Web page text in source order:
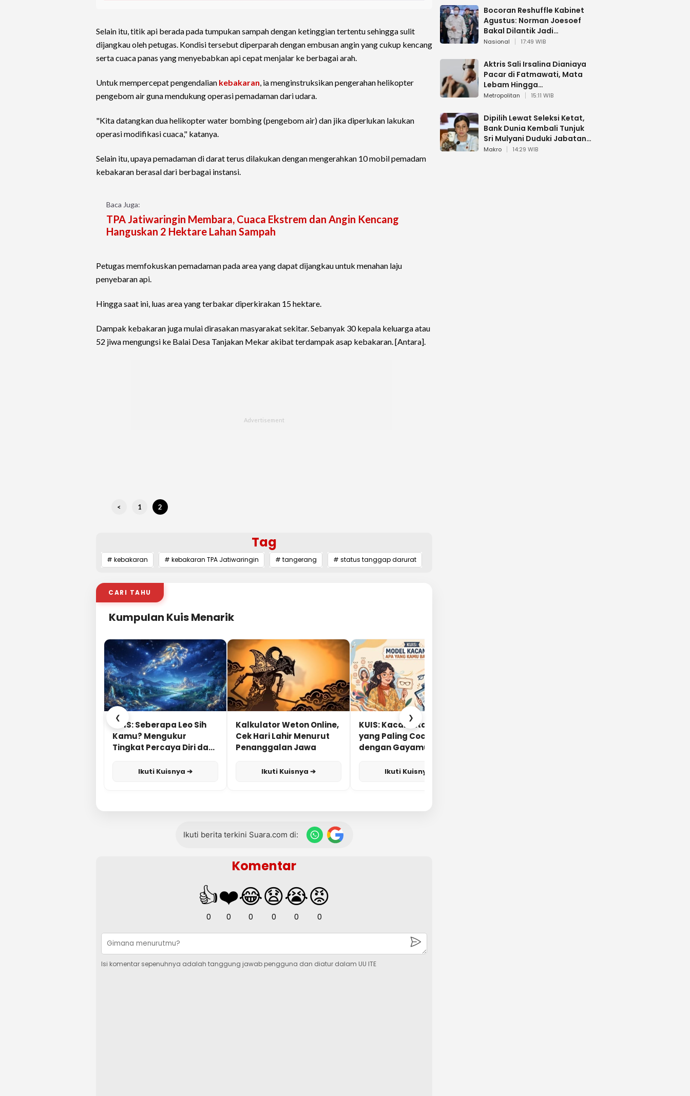
Selain itu, titik api berada pada tumpukan sampah dengan ketinggian tertentu sehingga sulit
dijangkau oleh petugas. Kondisi tersebut diperparah dengan embusan angin yang cukup kencang
serta cuaca panas yang menyebabkan api cepat menjalar ke berbagai arah.
Untuk mempercepat pengendalian kebakaran, ia menginstruksikan pengerahan helikopter
pengebom air guna mendukung operasi pemadaman dari udara.
"Kita datangkan dua helikopter water bombing (pengebom air) dan jika diperlukan lakukan
operasi modifikasi cuaca," katanya.
Selain itu, upaya pemadaman di darat terus dilakukan dengan mengerahkan 10 mobil pemadam
kebakaran berasal dari berbagai instansi.
Baca Juga:
TPA Jatiwaringin Membara, Cuaca Ekstrem dan Angin Kencang
Hanguskan 2 Hektare Lahan Sampah
Petugas memfokuskan pemadaman pada area yang dapat dijangkau untuk menahan laju
penyebaran api.
Hingga saat ini, luas area yang terbakar diperkirakan 15 hektare.
Dampak kebakaran juga mulai dirasakan masyarakat sekitar. Sebanyak 30 kepala keluarga atau
52 jiwa mengungsi ke Balai Desa Tanjakan Mekar akibat terdampak asap kebakaran. [Antara].
< 1 2
Tag
# kebakaran # kebakaran TPA Jatiwaringin # tangerang # status tanggap darurat
CARI TAHU
Kumpulan Kuis Menarik
❮
KUIS: Seberapa Leo Sih
Kamu? Mengukur
Tingkat Percaya Diri dan
Ikuti Kuisnya ➔
Kalkulator Weton Online,
Cek Hari Lahir Menurut
Penanggalan Jawa
Ikuti Kuisnya ➔
KUIS: Kacamata Apa
yang Paling Cocok
dengan Gayamu?
Ikuti Kuisnya ➔
❯
Ikuti berita terkini Suara.com di:
Komentar
👍
0
❤️
0
😂
0
😧
0
😭
0
😡
0
Isi komentar sepenuhnya adalah tanggung jawab pengguna dan diatur dalam UU ITE
Bocoran Reshuffle Kabinet
Agustus: Norman Joesoef
Bakal Dilantik Jadi
Wamenhan RI
Nasional 17:49 WIB
Aktris Sali Irsalina Dianiaya
Pacar di Fatmawati, Mata
Lebam Hingga
Diselamatkan Polantas
Metropolitan 15:11 WIB
Dipilih Lewat Seleksi Ketat,
Bank Dunia Kembali Tunjuk
Sri Mulyani Duduki Jabatan
Strategis
Makro 14:29 WIB